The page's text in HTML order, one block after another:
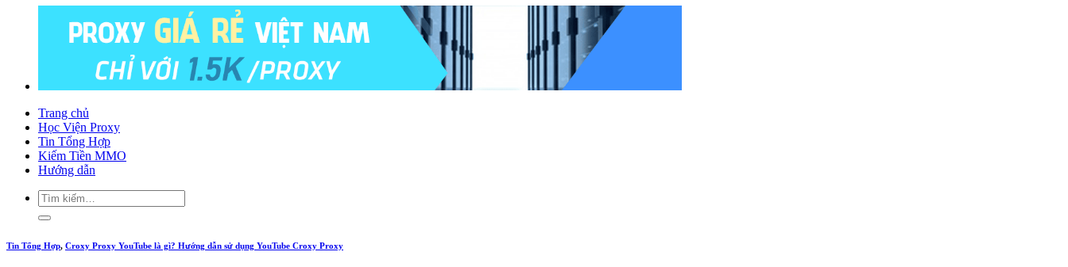
Trang chủ
Học Viện Proxy
Tin Tổng Hợp
Kiếm Tiền MMO
Hướng dẫn
Tin Tổng Hợp, Croxy Proxy YouTube là gì? Hướng dẫn sử dụng YouTube Croxy Proxy